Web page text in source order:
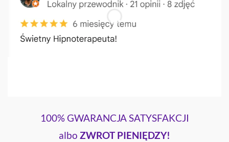
100% GWARANCJA SATYSFAKCJI
albo ZWROT PIENIĘDZY!